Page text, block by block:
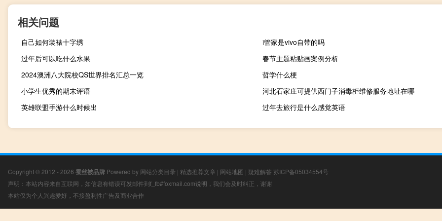
相关问题
自己如何装裱十字绣
i管家是vivo自带的吗
过年后可以吃什么水果
春节主题粘贴画案例分析
2024澳洲八大院校QS世界排名汇总一览
哲学什么梗
小学生优秀的期末评语
河北石家庄可提供西门子消毒柜维修服务地址在哪
英雄联盟手游什么时候出
过年去旅行是什么感觉英语
Copyright © 2012 - 2026 蚕丝被品牌 Powered by 网站分类目录 | 精选推荐文章 | 网站地图 | 疑难解答 苏ICP备05034554号
声明：本站内容来自互联网，如信息有错误可发邮件到f_fb#foxmail.com说明，我们会及时纠正，谢谢
本站仅为个人兴趣爱好，不接盈利性广告及商业合作